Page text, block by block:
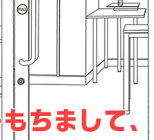
まして、